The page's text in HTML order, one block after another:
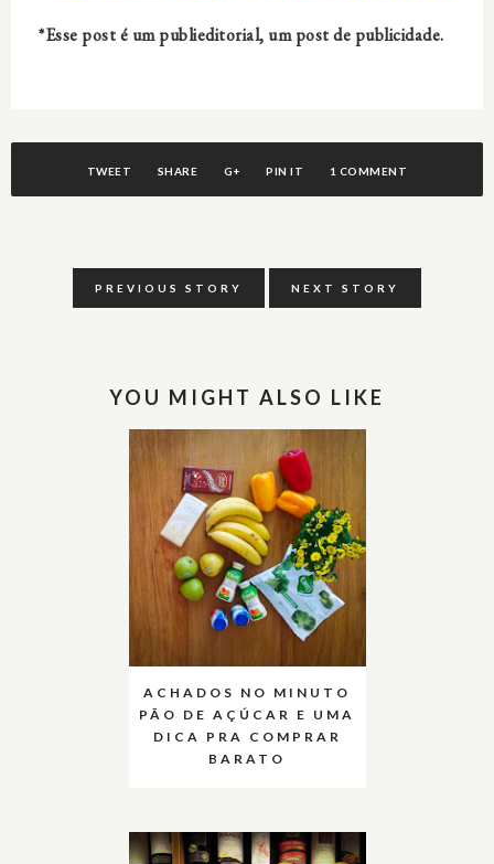
*Esse post é um publieditorial, um post de publicidade.
TWEET SHARE G+ PIN IT 1 COMMENT
PREVIOUS STORY NEXT STORY
YOU MIGHT ALSO LIKE
ACHADOS NO MINUTO
PÃO DE AÇÚCAR E UMA
DICA PRA COMPRAR
BARATO